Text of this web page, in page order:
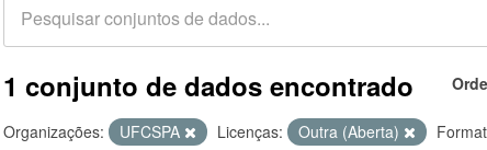
1 conjunto de dados encontrado
Organizações: UFCSPA Licenças: Outra (Aberta)